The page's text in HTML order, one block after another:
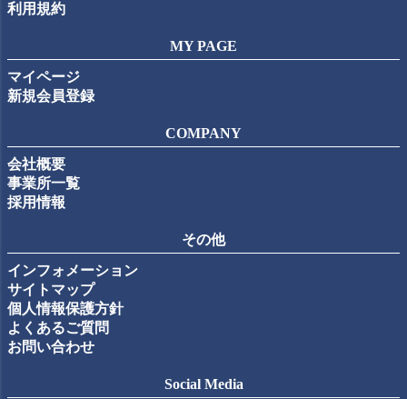
利用規約
MY PAGE
マイページ
新規会員登録
COMPANY
会社概要
事業所一覧
採用情報
その他
インフォメーション
サイトマップ
個人情報保護方針
よくあるご質問
お問い合わせ
Social Media